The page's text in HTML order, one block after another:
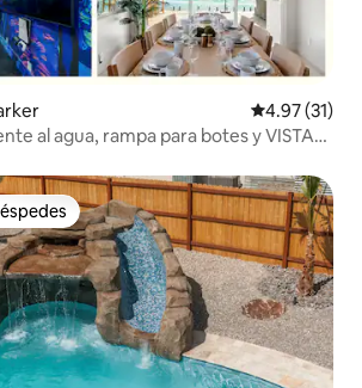
Calificación
4.97 (31)
al agua, rampa para botes y VISTAS